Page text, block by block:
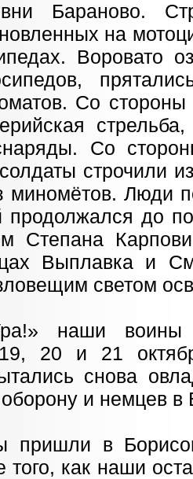
Бараново.
на
Воровато
Со
Со
строчили
миномётов. Люди
до
Степана
Выплавка и
светом
наши воины
20 и 21
снова
и немцев в
пришли в
того, как наши